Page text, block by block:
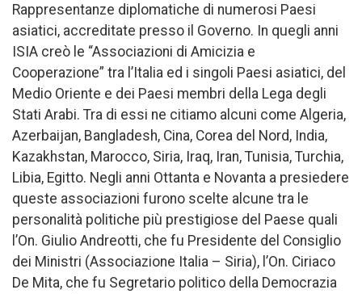
Rappresentanze diplomatiche di numerosi Paesi
asiatici, accreditate presso il Governo. In quegli anni
ISIA creò le “Associazioni di Amicizia e
Cooperazione” tra l’Italia ed i singoli Paesi asiatici, del
Medio Oriente e dei Paesi membri della Lega degli
Stati Arabi. Tra di essi ne citiamo alcuni come Algeria,
Azerbaijan, Bangladesh, Cina, Corea del Nord, India,
Kazakhstan, Marocco, Siria, Iraq, Iran, Tunisia, Turchia,
Libia, Egitto. Negli anni Ottanta e Novanta a presiedere
queste associazioni furono scelte alcune tra le
personalità politiche più prestigiose del Paese quali
l’On. Giulio Andreotti, che fu Presidente del Consiglio
dei Ministri (Associazione Italia – Siria), l’On. Ciriaco
De Mita, che fu Segretario politico della Democrazia